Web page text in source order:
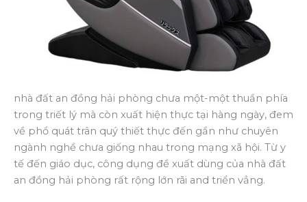
nhà đất an đồng hải phòng chưa một-một thuần phía
trong triết lý mà còn xuất hiện thực tại hàng ngày, đem
về phổ quát trân quý thiết thực đến gần như chuyên
ngành nghề chưa giống nhau trong mạng xã hội. Từ y
tế đến giáo dục, công dụng đề xuất dùng của nhà đất
an đồng hải phòng rất rộng lớn rãi and triển vẳng.